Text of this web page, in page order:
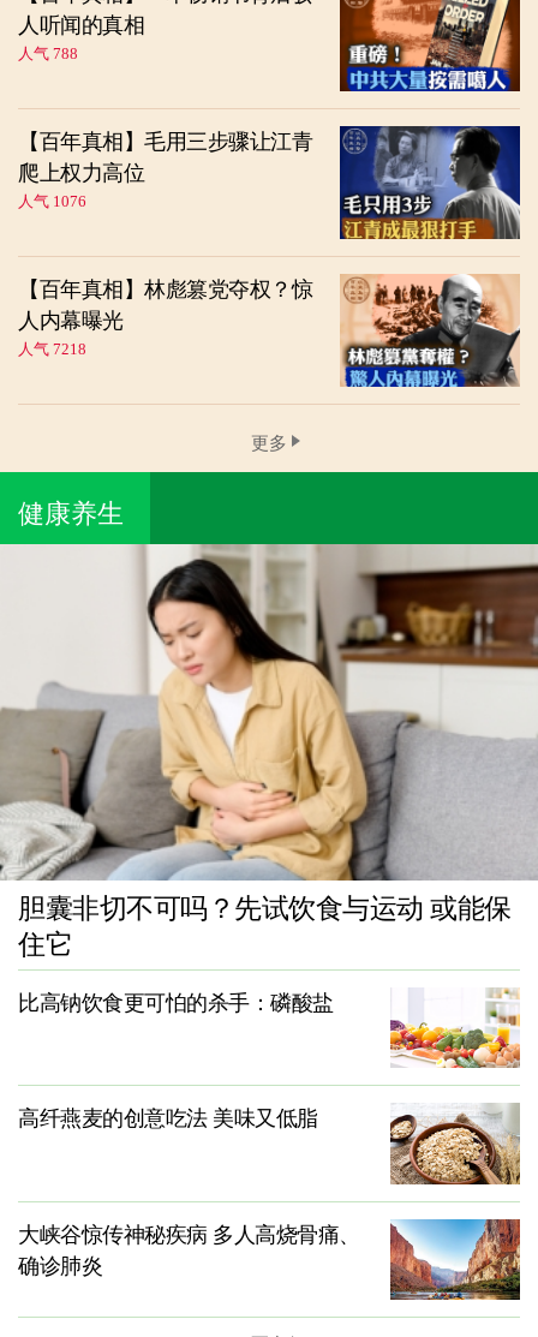
人听闻的真相
人气 788
【百年真相】毛用三步骤让江青
爬上权力高位
人气 1076
【百年真相】林彪篡党夺权？惊
人内幕曝光
人气 7218
更多
健康养生
胆囊非切不可吗？先试饮食与运动 或能保
住它
比高钠饮食更可怕的杀手：磷酸盐
高纤燕麦的创意吃法 美味又低脂
大峡谷惊传神秘疾病 多人高烧骨痛、
确诊肺炎